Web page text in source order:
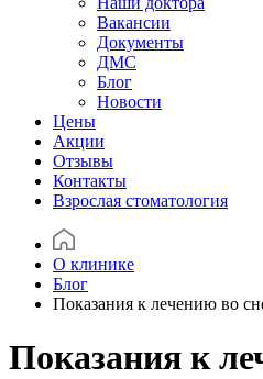
Вакансии
Документы
ДМС
Блог
Новости
Цены
Акции
Отзывы
Контакты
Взрослая стоматология
О клинике
Блог
Показания к лечению во
Показания к